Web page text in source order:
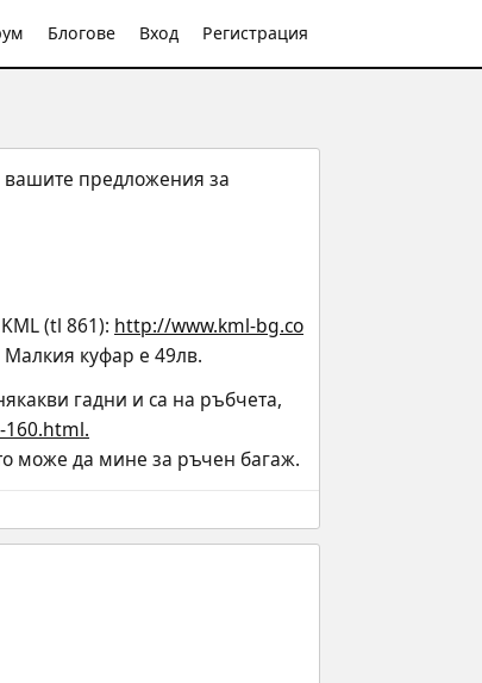
Блогове Вход Регистрация
вашите предложения за
(tl 861): http://www.kml-bg.co
куфар е 49лв.
гадни и са на ръбчета,
може да мине за ръчен багаж.